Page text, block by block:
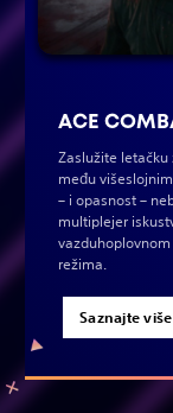
ACE
Zaslužite
među
– i opasnost –
multiplejer
režima.
Saznajte više